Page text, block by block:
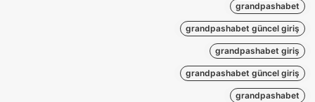
grandpashabet
grandpashabet güncel giriş
grandpashabet giriş
grandpashabet güncel giriş
grandpashabet